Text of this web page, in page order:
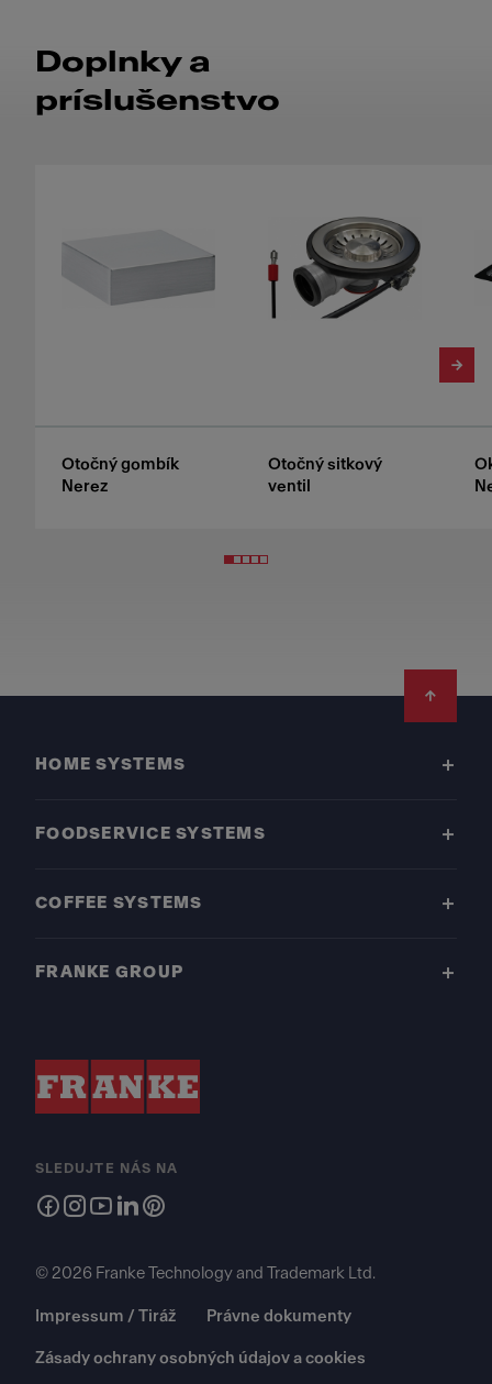
Doplnky a
príslušenstvo
Otočný gombík
Nerez
Otočný sitkový
ventil
HOME SYSTEMS
FOODSERVICE SYSTEMS
COFFEE SYSTEMS
FRANKE GROUP
SLEDUJTE NÁS NA
© 2026 Franke Technology and Trademark Ltd.
Impressum / Tiráž Právne dokumenty
Zásady ochrany osobných údajov a cookies